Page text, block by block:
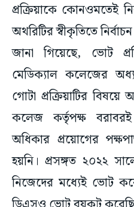
প্রক্রিয়াকে কোনওমতেই
অথরিটির স্বীকৃতিতে
জানা গিয়েছে, ভোট
মেডিক্যাল কলেজের
গোটা প্রক্রিয়াটির
কলেজ কর্তৃপক্ষ বরাবরই
অধিকার প্রয়োগের
হয়নি। প্রসঙ্গত ২০২২
নিজেদের মধ্যেই ভোট